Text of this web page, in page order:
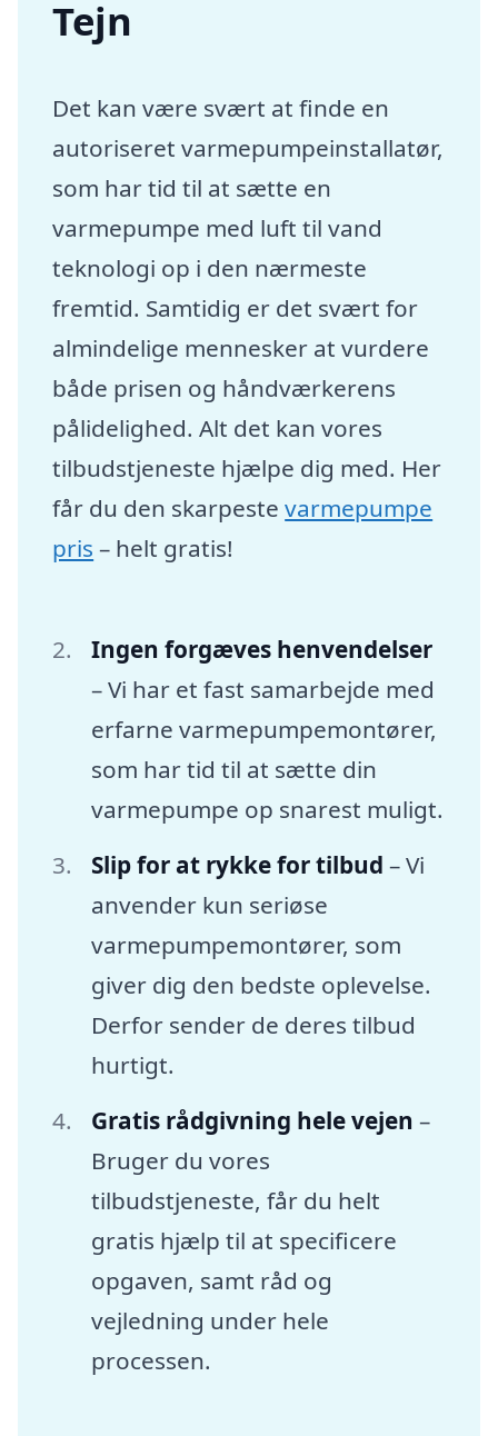
Tejn
Det kan være svært at finde en
autoriseret varmepumpeinstallatør,
som har tid til at sætte en
varmepumpe med luft til vand
teknologi op i den nærmeste
fremtid. Samtidig er det svært for
almindelige mennesker at vurdere
både prisen og håndværkerens
pålidelighed. Alt det kan vores
tilbudstjeneste hjælpe dig med. Her
får du den skarpestevarmepumpe
pris – helt gratis!
Ingen forgæves henvendelser
– Vi har et fast samarbejde med
erfarne varmepumpemontører,
som har tid til at sætte din
varmepumpe op snarest muligt.
Slip for at rykke for tilbud – Vi
anvender kun seriøse
varmepumpemontører, som
giver dig den bedste oplevelse.
Derfor sender de deres tilbud
hurtigt.
Gratis rådgivning hele vejen –
Bruger du vores
tilbudstjeneste, får du helt
gratis hjælp til at specificere
opgaven, samt råd og
vejledning under hele
processen.